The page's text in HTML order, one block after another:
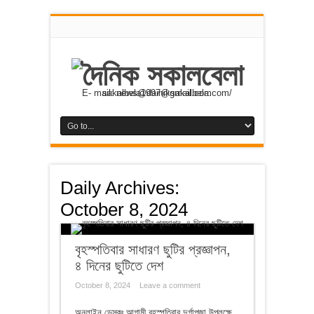
E- mail: news@dainiksakalbela.com/ sakalbela1997@gmail.com
Daily Archives:
October 8, 2024
বৃহস্পতিবার সাধারণ ছুটির প্রজ্ঞাপন,
৪ দিনের ছুটিতে দেশ
October 8, 2024 Leave a comment